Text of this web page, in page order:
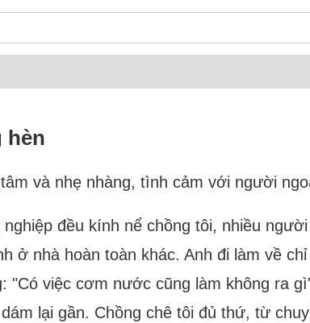
hèn
và nhẹ nhàng, tình cảm với người
đều kính nể chồng tôi, nhiều
ở nhà hoàn toàn khác. Anh đi làm về
"Có việc cơm nước cũng làm không ra
lại gần. Chồng chê tôi đủ thứ, từ